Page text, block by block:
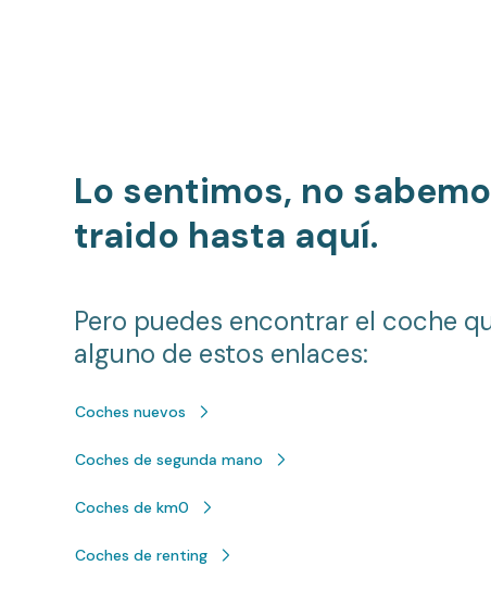
Lo sentimos, no
traido hasta aquí.
Pero puedes encontrar el coche
alguno de estos enlaces:
Coches nuevos
Coches de segunda mano
Coches de km0
Coches de renting